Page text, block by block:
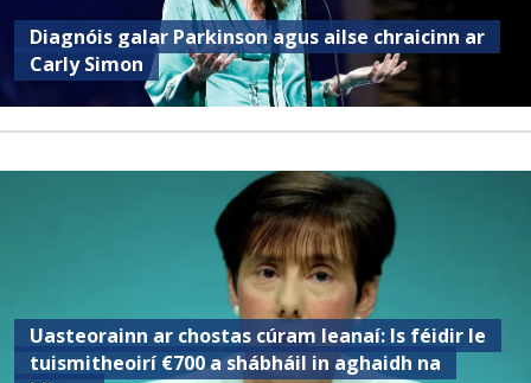
Diagnóis galar Parkinson agus ailse chraicinn ar
Carly Simon
Uasteorainn ar chostas cúram leanaí: Is féidir le
tuismitheoirí €700 a shábháil in aghaidh na